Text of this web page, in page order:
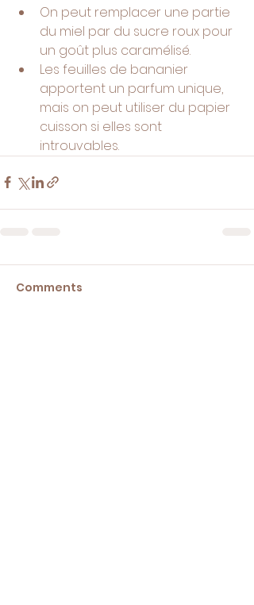
On peut remplacer une partie
du miel par du sucre roux pour
un goût plus caramélisé.
Les feuilles de bananier
apportent un parfum unique,
mais on peut utiliser du papier
cuisson si elles sont
introuvables.
Comments